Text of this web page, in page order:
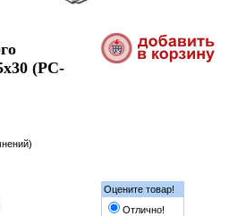
(PC-
Оцените товар!
Отлично!